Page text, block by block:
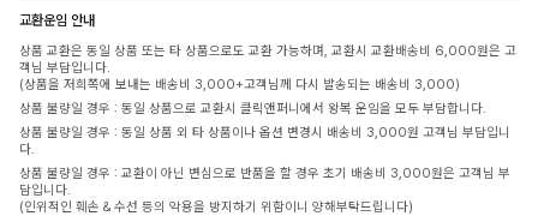
교환운임 안내
상품 교환은 동일 상품 또는 타 상품으로도 교환 가능하며, 교환시 교환배송비 6,000원은 고
객님 부담입니다.
(상품을 저희쪽에 보내는 배송비 3,000+고객님께 다시 발송되는 배송비 3,000)
상품 불량일 경우 : 동일 상품으로 교환시 클릭앤퍼니에서 왕복 운임을 모두 부담합니다.
상품 불량일 경우 : 동일 상품 외 타 상품이나 옵션 변경시 배송비 3,000원 고객님 부담입니
다.
상품 불량일 경우 : 교환이 아닌 변심으로 반품을 할 경우 초기 배송비 3,000원은 고객님 부
담입니다.
(인위적인 훼손 & 수선 등의 악용을 방지하기 위함이니 양해부탁드립니다)